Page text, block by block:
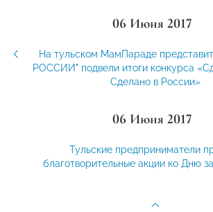
06 Июня 2017
На тульском МамПараде
РОССИИ" подвели итоги конкурса
Сделано в России»
06 Июня 2017
Тульские предприниматели
благотворительные акции ко Дню